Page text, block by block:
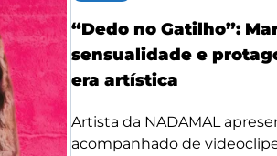
“Dedo no Gatilho”:
sensualidade e
era artística
Artista da NADAMAL
acompanhado de